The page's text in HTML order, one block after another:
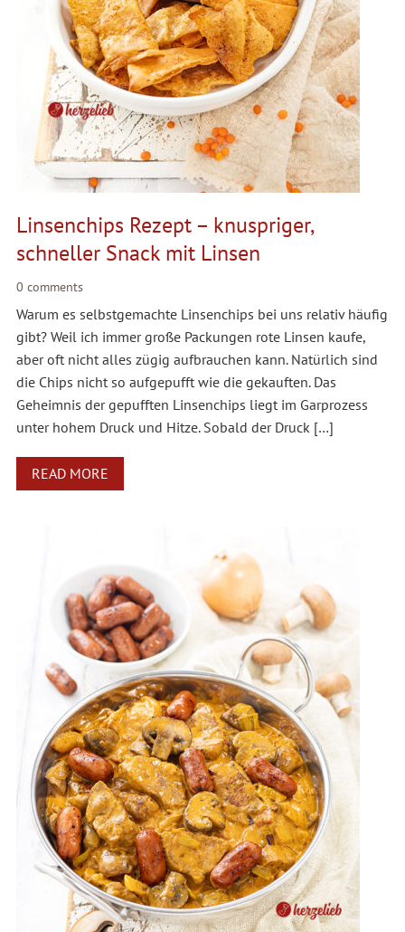
Linsenchips Rezept – knuspriger,
schneller Snack mit Linsen
0 comments
Warum es selbstgemachte Linsenchips bei uns relativ häufig
gibt? Weil ich immer große Packungen rote Linsen kaufe,
aber oft nicht alles zügig aufbrauchen kann. Natürlich sind
die Chips nicht so aufgepufft wie die gekauften. Das
Geheimnis der gepufften Linsenchips liegt im Garprozess
unter hohem Druck und Hitze. Sobald der Druck […]
READ MORE